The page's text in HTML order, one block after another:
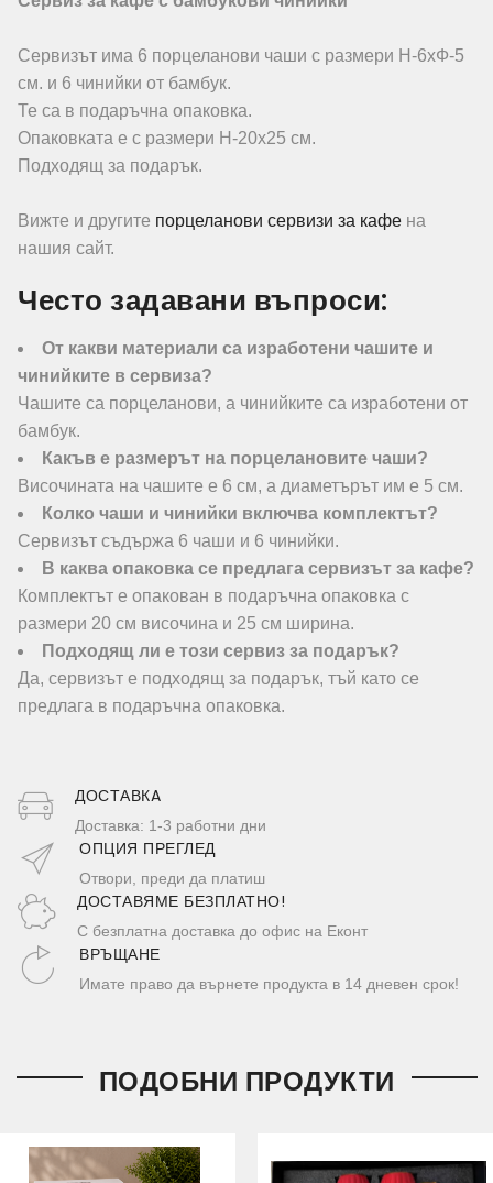
Сервизът има 6 порцеланови чаши с размери Н-6хФ-5
см. и 6 чинийки от бамбук.
Те са в подаръчна опаковка.
Опаковката е с размери Н-20х25 см.
Подходящ за подарък.
Вижте и другите порцеланови сервизи за кафе на
нашия сайт.
Често задавани въпроси:
От какви материали са изработени чашите и
чинийките в сервиза?
Чашите са порцеланови, а чинийките са изработени от
бамбук.
Какъв е размерът на порцелановите чаши?
Височината на чашите е 6 см, а диаметърът им е 5 см.
Колко чаши и чинийки включва комплектът?
Сервизът съдържа 6 чаши и 6 чинийки.
В каква опаковка се предлага сервизът за кафе?
Комплектът е опакован в подаръчна опаковка с
размери 20 см височина и 25 см ширина.
Подходящ ли е този сервиз за подарък?
Да, сервизът е подходящ за подарък, тъй като се
предлага в подаръчна опаковка.
ДОСТАВКA
Доставка: 1-3 работни дни
ОПЦИЯ ПРЕГЛЕД
Отвори, преди да платиш
ДОСТАВЯМЕ БЕЗПЛАТНО!
С безплатна доставка до офис на Еконт
ВРЪЩАНЕ
Имате право да върнете продукта в 14 дневен срок!
ПОДОБНИ ПРОДУКТИ